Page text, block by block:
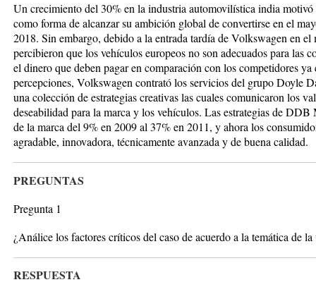
Un crecimiento del 30% en la industria automovilística india
como forma de alcanzar su ambición global de convertirse en el
2018. Sin embargo, debido a la entrada tardía de Volkswagen en
percibieron que los vehículos europeos no son adecuados para las
el dinero que deben pagar en comparación con los competidores ya
percepciones, Volkswagen contrató los servicios del grupo Doyle
una colección de estrategias creativas las cuales comunicaron los
deseabilidad para la marca y los vehículos. Las estrategias de
de la marca del 9% en 2009 al 37% en 2011, y ahora los
agradable, innovadora, técnicamente avanzada y de buena calidad.
PREGUNTAS
Pregunta 1
¿Análice los factores críticos del caso de acuerdo a la temática de
RESPUESTA